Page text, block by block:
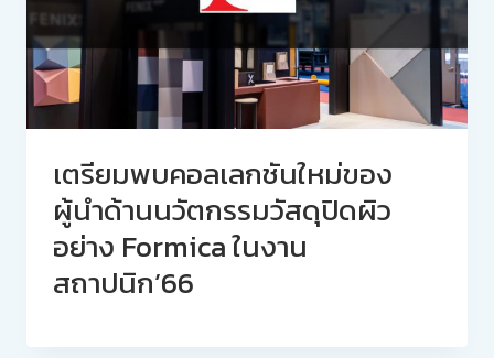
เตรียมพบคอลเลกชันใหม่ของ
ผู้นำด้านนวัตกรรมวัสดุปิดผิว
อย่าง Formica ในงาน
สถาปนิก’66